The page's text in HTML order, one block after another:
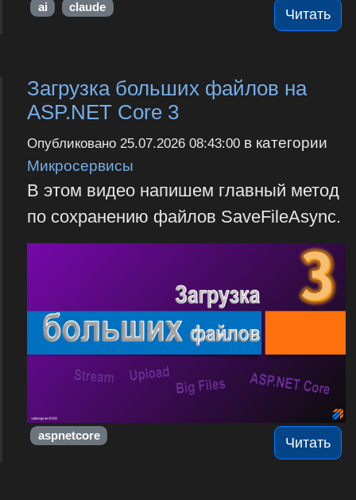
Читать
ai claude
Загрузка больших файлов на
ASP.NET Core 3
Опубликовано 25.07.2026 08:43:00в категории
Микросервисы
В этом видео напишем главный метод
по сохранению файлов SaveFileAsync.
Читать
aspnetcore